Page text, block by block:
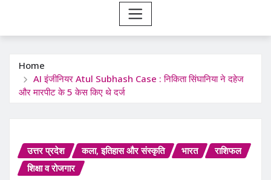
Home
AI इंजीनियर Atul Subhash Case : निकिता सिंघानिया ने दहेज
और मारपीट के 5 केस किए थे दर्ज
उत्तर प्रदेश कला, इतिहास और संस्कृति भारत
राशिफल
शिक्षा व रोजगार